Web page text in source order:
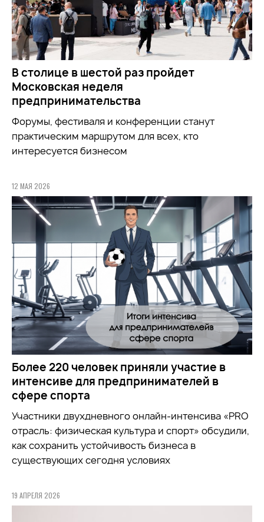
В столице в шестой раз пройдет
Московская неделя
предпринимательства
Форумы, фестиваля и конференции станут
практическим маршрутом для всех, кто
интересуется бизнесом
12 МАЯ 2026
Более 220 человек приняли участие в
интенсиве для предпринимателей в
сфере спорта
Участники двухдневного онлайн-интенсива «PRO
отрасль: физическая культура и спорт» обсудили,
как сохранить устойчивость бизнеса в
существующих сегодня условиях
19 АПРЕЛЯ 2026